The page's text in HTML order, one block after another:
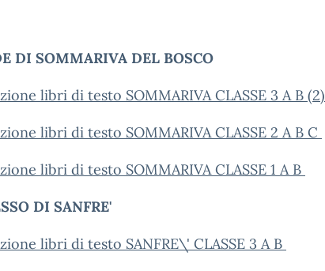
DI SOMMARIVA DEL BOSCO
libri di testo SOMMARIVA CLASSE 3 A B (2)
libri di testo SOMMARIVA CLASSE 2 A B C
libri di testo SOMMARIVA CLASSE 1 A B
DI SANFRE'
libri di testo SANFRE\' CLASSE 3 A B